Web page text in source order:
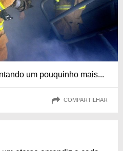
um pouquinho mais...
COMPARTILHAR